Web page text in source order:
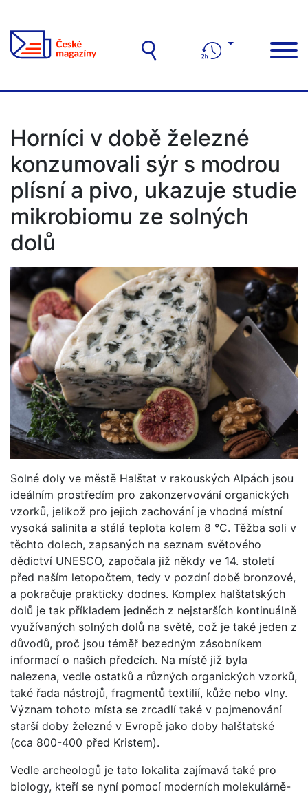
Horníci v době železné
konzumovali sýr s modrou
plísní a pivo, ukazuje studie
mikrobiomu ze solných
dolů
Solné doly ve městě Halštat v rakouských Alpách jsou
ideálním prostředím pro zakonzervování organických
vzorků, jelikož pro jejich zachování je vhodná místní
vysoká salinita a stálá teplota kolem 8 °C. Těžba soli v
těchto dolech, zapsaných na seznam světového
dědictví UNESCO, započala již někdy ve 14. století
před naším letopočtem, tedy v pozdní době bronzové,
a pokračuje prakticky dodnes. Komplex halštatských
dolů je tak příkladem jedněch z nejstarších kontinuálně
využívaných solných dolů na světě, což je také jeden z
důvodů, proč jsou téměř bezedným zásobníkem
informací o našich předcích. Na místě již byla
nalezena, vedle ostatků a různých organických vzorků,
také řada nástrojů, fragmentů textilií, kůže nebo vlny.
Význam tohoto místa se zrcadlí také v pojmenování
starší doby železné v Evropě jako doby halštatské
(cca 800-400 před Kristem).
Vedle archeologů je tato lokalita zajímavá také pro
biology, kteří se nyní pomocí moderních molekulárně-